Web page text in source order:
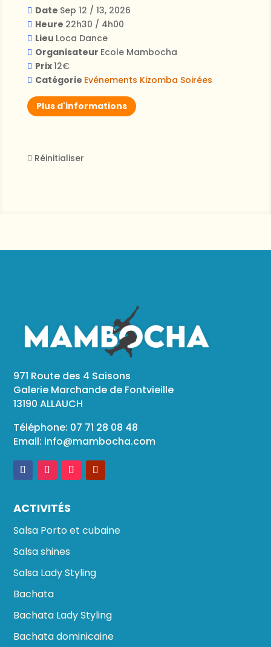
Date Sep 12 / 13, 2026
Heure 22h30 / 4h00
Lieu Loca Dance
Organisateur Ecole Mambocha
Prix12€
Catégorie Evénements Kizomba Soirées
Plus d'informations
Réinitialiser
971 Route des 4 Saisons
Galerie Marchande de Fontvieille
13190 ALLAUCH
Téléphone: 07 71 28 08 48
Email: info@mambocha.com
ACTIVITÉS
Salsa Porto et cubaine
Salsa shines
Salsa Lady Styling
Bachata
Bachata Lady Styling
Bachata dominicaine